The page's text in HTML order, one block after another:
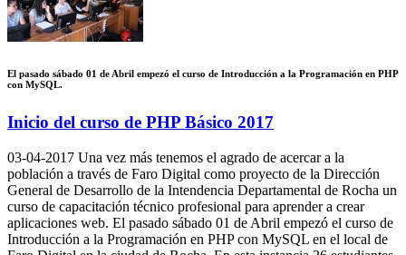
El pasado sábado 01 de Abril empezó el curso de Introducción a la Programación en PHP
con MySQL.
Inicio del curso de PHP Básico 2017
03-04-2017 Una vez más tenemos el agrado de acercar a la
población a través de Faro Digital como proyecto de la Dirección
General de Desarrollo de la Intendencia Departamental de Rocha un
curso de capacitación técnico profesional para aprender a crear
aplicaciones web. El pasado sábado 01 de Abril empezó el curso de
Introducción a la Programación en PHP con MySQL en el local de